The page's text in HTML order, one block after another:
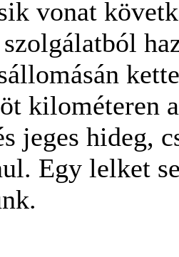
vonat
kilométeren
jeges hideg,
Egy lelket